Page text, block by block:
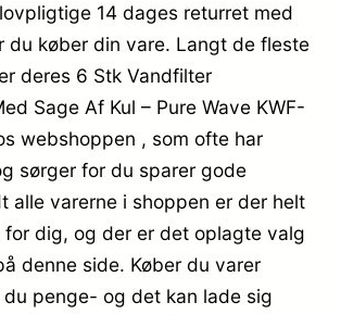
14 dages returret med
du køber din vare. Langt de fleste
deres 6 Stk Vandfilter
Sage Af Kul – Pure Wave KWF-
webshoppen , som ofte har
sørger for du sparer gode
alle varerne i shoppen er der helt
for dig, og der er det oplagte valg
denne side. Køber du varer
du penge- og det kan lade sig